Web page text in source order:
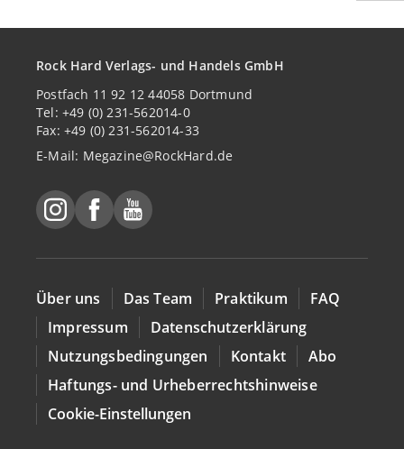
Rock Hard Verlags- und Handels GmbH
Postfach 11 92 12 44058 Dortmund
Tel: +49 (0) 231-562014-0
Fax: +49 (0) 231-562014-33
E-Mail: Megazine@RockHard.de
Über uns Das Team Praktikum
FAQ
Impressum
Datenschutzerklärung
Nutzungsbedingungen
Kontakt
Abo
Haftungs- und Urheberrechtshinweise
Cookie-Einstellungen